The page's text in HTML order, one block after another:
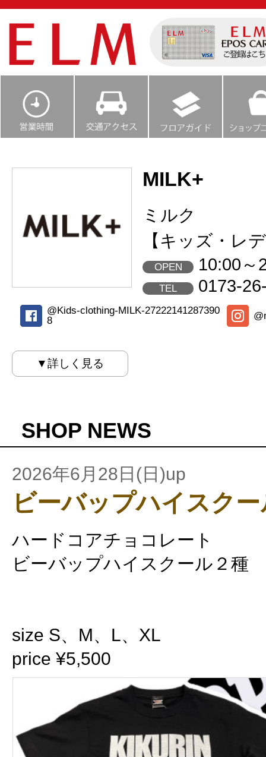
MILK+
ミルク
【キッズ・レ
OPEN 10:00～
TEL 0173-
@Kids-clothing-MILK-27222141287390
8
▼詳しく見る
SHOP NEWS
2026年6月28日(日)up
ビーバップハイスク
ハードコアチョコレート
ビーバップハイスクール２種
size S、M、L、XL
price ¥5,500